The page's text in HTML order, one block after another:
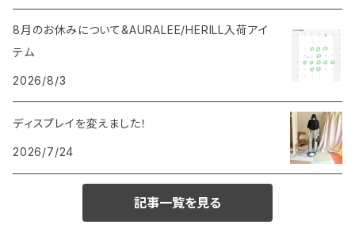
8月のお休みについて&AURALEE/HERILL入荷アイ
テム
2026/8/3
ディスプレイを変えました！
2026/7/24
記事一覧を見る